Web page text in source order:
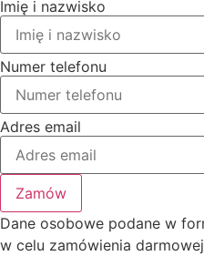
Imię i nazwisko
Numer telefonu
Adres email
Zamów
Dane osobowe podane w
w celu zamówienia